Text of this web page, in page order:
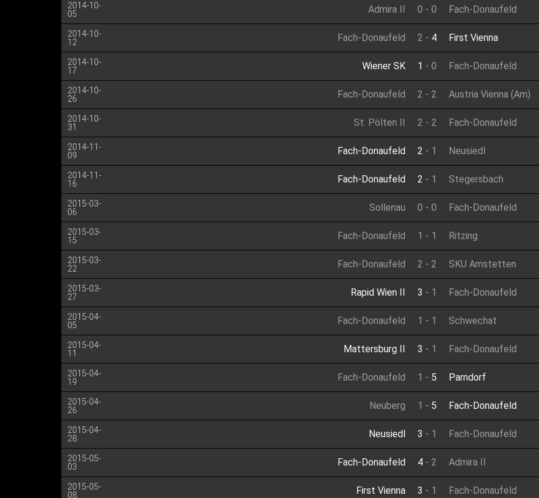
2014-10-
05
Admira II 0 - 0 Fach-Donaufeld
2014-10-
12
Fach-Donaufeld 2 - 4 First Vienna
2014-10-
17
Wiener SK 1 - 0 Fach-Donaufeld
2014-10-
26
Fach-Donaufeld 2 - 2 Austria Vienna (Am)
2014-10-
31
St. Pölten II 2 - 2 Fach-Donaufeld
2014-11-
09
Fach-Donaufeld 2 - 1 Neusiedl
2014-11-
16
Fach-Donaufeld 2 - 1 Stegersbach
2015-03-
06
Sollenau 0 - 0 Fach-Donaufeld
2015-03-
15
Fach-Donaufeld 1 - 1 Ritzing
2015-03-
22
Fach-Donaufeld 2 - 2 SKU Amstetten
2015-03-
27
Rapid Wien II 3 - 1 Fach-Donaufeld
2015-04-
05
Fach-Donaufeld 1 - 1 Schwechat
2015-04-
11
Mattersburg II 3 - 1 Fach-Donaufeld
2015-04-
19
Fach-Donaufeld 1 - 5 Parndorf
2015-04-
26
Neuberg 1 - 5 Fach-Donaufeld
2015-04-
28
Neusiedl 3 - 1 Fach-Donaufeld
2015-05-
03
Fach-Donaufeld 4 - 2 Admira II
2015-05-
08
First Vienna 3 - 1 Fach-Donaufeld